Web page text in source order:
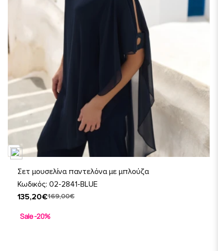
Σετ μουσελίνα παντελόνα με μπλούζα
Κωδικός: 02-2841-BLUE
135,20€169,00€
Sale -20%